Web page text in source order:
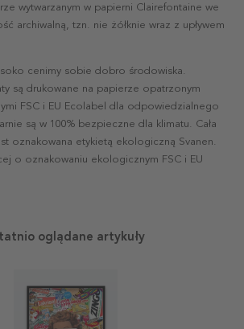
wytwarzanym w papierni Clairefontaine we
archiwalną, tzn. nie żółknie wraz z upływem
cenimy sobie dobro środowiska.
są drukowane na papierze opatrzonym
FSC i EU Ecolabel dla odpowiedzialnego
są w 100% bezpieczne dla klimatu. Cała
oznakowana etykietą ekologiczną Svanen.
o oznakowaniu ekologicznym FSC i EU
oglądane artykuły